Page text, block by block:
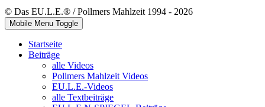
© Das EU.L.E.® / Pollmers Mahlzeit 1994 - 2026
Mobile Menu Toggle
Startseite
Beiträge
alle Videos
Pollmers Mahlzeit Videos
EU.L.E.-Videos
alle Textbeiträge